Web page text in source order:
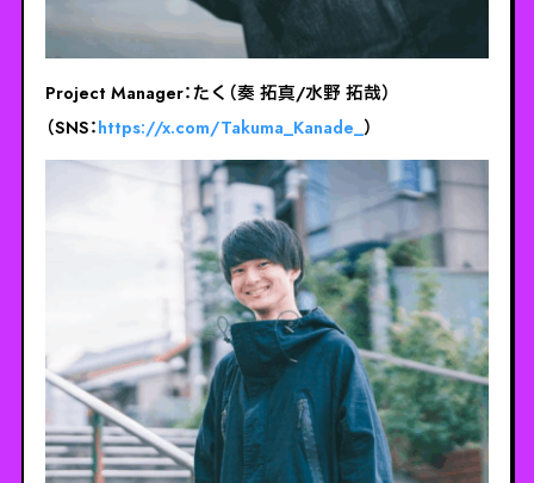
Project Manager：たく（奏 拓真/水野 拓哉）
（SNS：https://x.com/Takuma_Kanade_）